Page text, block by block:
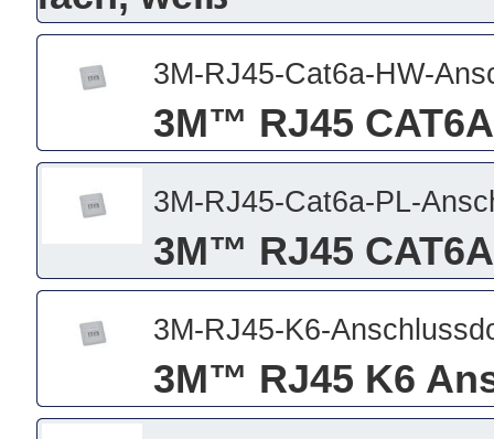
3M-RJ45-Cat6a-HW-
3M™ RJ45
3M-RJ45-Cat6a-PL-
3M™ RJ45
3M-RJ45-K6-
3M™ RJ45 K6